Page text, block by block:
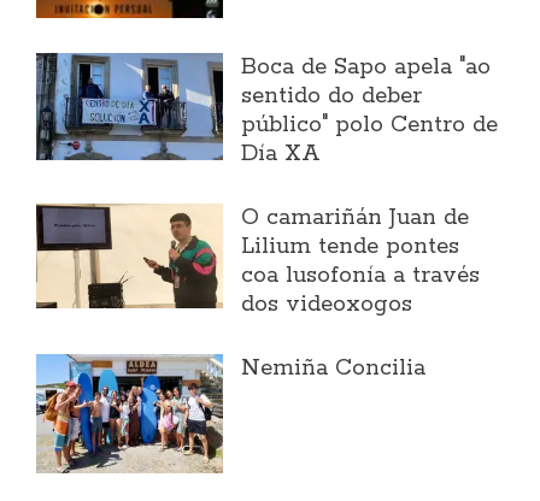
Boca de Sapo apela "ao
sentido do deber
público" polo Centro de
Día XA
O camariñán Juan de
Lilium tende pontes
coa lusofonía a través
dos videoxogos
Nemiña Concilia